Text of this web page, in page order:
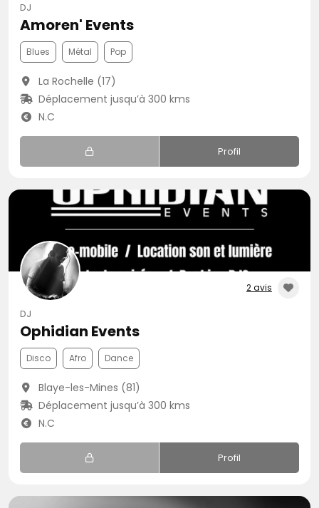
DJ
Amoren' Events
Blues Métal Pop
La Rochelle (17)
Déplacement jusqu’à 300 kms
N.C
Profil
2 avis
DJ
Ophidian Events
Disco Afro Dance
Blaye-les-Mines (81)
Déplacement jusqu’à 300 kms
N.C
Profil